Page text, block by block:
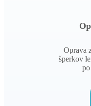
Oprava
šperkov